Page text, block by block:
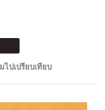
ไปเปรียบเทียบ